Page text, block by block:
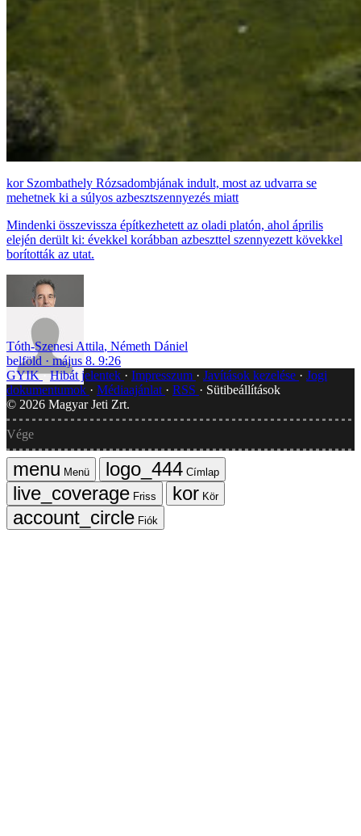
Szombathely Rózsadombjának indult, most az udvarra se
mehetnek ki a súlyos azbesztszennyezés miatt
Mindenki összevissza építkezhetett az oladi platón, ahol április
elején derült ki: évekkel korábban azbeszttel szennyezett kövekkel
borították az utat.
Tóth-Szenesi Attila, Németh Dániel
belföld
május 8. 9:26
GYIK Hibát jelentek Impresszum Javítások kezelése
Jogi
dokumentumok
Médiaajánlat RSS
Sütibeállítások
© 2026 Magyar Jeti Zrt.
Vége
Menü
Címlap
Friss
Kör
Fiók